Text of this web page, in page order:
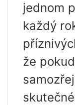
jednom
každý
že